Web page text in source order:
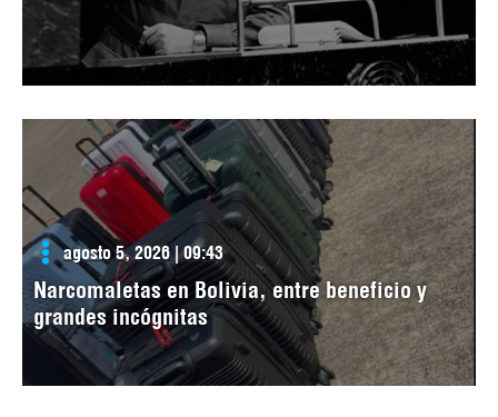
agosto 5, 2026 | 09:43
Narcomaletas en Bolivia, entre beneficio y
grandes incógnitas